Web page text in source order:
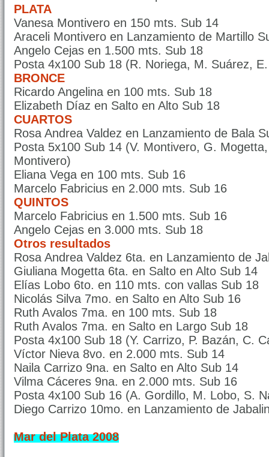
PLATA
Vanesa Montivero en 150 mts. Sub 14
Araceli Montivero en Lanzamiento de Martillo
Angelo Cejas en 1.500 mts. Sub 18
Posta 4x100 Sub 18 (R. Noriega, M. Suárez,
BRONCE
Ricardo Angelina en 100 mts. Sub 18
Elizabeth Díaz en Salto en Alto Sub 18
CUARTOS
Rosa Andrea Valdez en Lanzamiento de Bala
Posta 5x100 Sub 14 (V. Montivero, G.
Montivero)
Eliana Vega en 100 mts. Sub 16
Marcelo Fabricius en 2.000 mts. Sub 16
QUINTOS
Marcelo Fabricius en 1.500 mts. Sub 16
Angelo Cejas en 3.000 mts. Sub 18
Otros resultados
Rosa Andrea Valdez 6ta. en Lanzamiento de
Giuliana Mogetta 6ta. en Salto en Alto Sub 14
Elías Lobo 6to. en 110 mts. con vallas Sub 18
Nicolás Silva 7mo. en Salto en Alto Sub 16
Ruth Avalos 7ma. en 100 mts. Sub 18
Ruth Avalos 7ma. en Salto en Largo Sub 18
Posta 4x100 Sub 18 (Y. Carrizo, P. Bazán, C.
Víctor Nieva 8vo. en 2.000 mts. Sub 14
Naila Carrizo 9na. en Salto en Alto Sub 14
Vilma Cáceres 9na. en 2.000 mts. Sub 16
Posta 4x100 Sub 16 (A. Gordillo, M. Lobo, S.
Diego Carrizo 10mo. en Lanzamiento de
Mar del Plata 2008